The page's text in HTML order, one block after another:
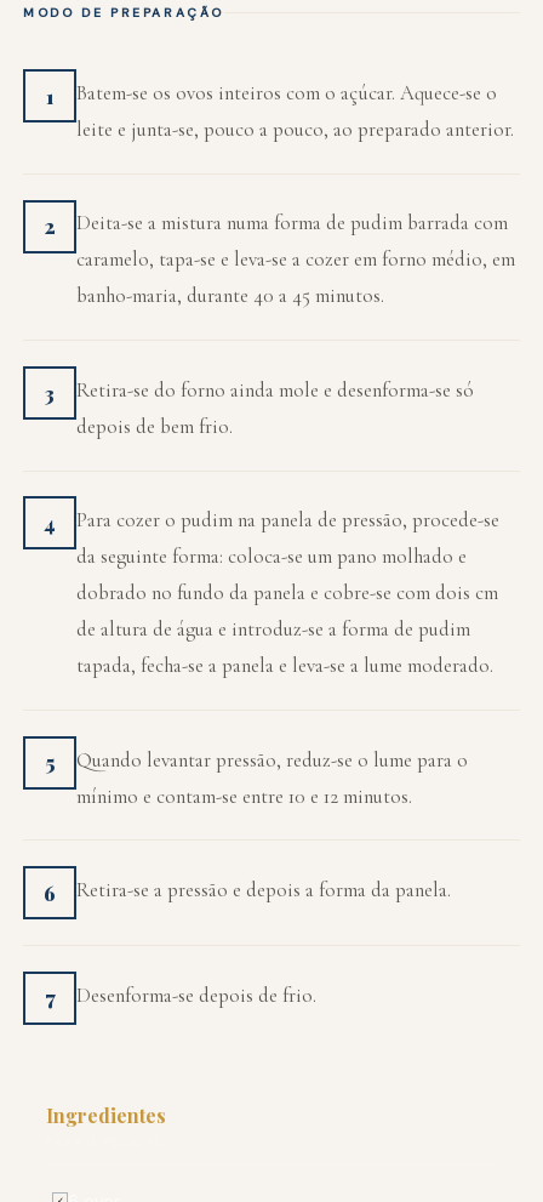
MODO DE PREPARAÇÃO
1
Batem-se os ovos inteiros com o açúcar. Aquece-se o
leite e junta-se, pouco a pouco, ao preparado anterior.
2
Deita-se a mistura numa forma de pudim barrada com
caramelo, tapa-se e leva-se a cozer em forno médio, em
banho-maria, durante 40 a 45 minutos.
3
Retira-se do forno ainda mole e desenforma-se só
depois de bem frio.
4
Para cozer o pudim na panela de pressão, procede-se
da seguinte forma: coloca-se um pano molhado e
dobrado no fundo da panela e cobre-se com dois cm
de altura de água e introduz-se a forma de pudim
tapada, fecha-se a panela e leva-se a lume moderado.
5
Quando levantar pressão, reduz-se o lume para o
mínimo e contam-se entre 10 e 12 minutos.
6 Retira-se a pressão e depois a forma da panela.
7 Desenforma-se depois de frio.
Ingredientes